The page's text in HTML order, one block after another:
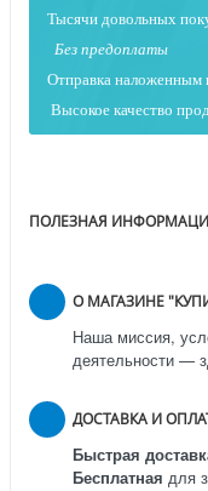
Тысячи довольных
Без предоплаты
Отправка наложенным
Высокое качество
ПОЛЕЗНАЯ
О МАГАЗИНЕ
Наша миссия,
деятельности —
ДОСТАВКА И
Быстрая
Бесплатная для